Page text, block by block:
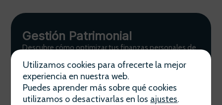
Gestión Patrimonial
Descubre cómo optimizar tus finanzas personales de
estratégica adaptada a tus necesidades actuales y
futuras.
Ver más
Utilizamos cookies para ofrecerte la mejor
experiencia en nuestra web.
Puedes aprender más sobre qué cookies
utilizamos o desactivarlas en los ajustes.